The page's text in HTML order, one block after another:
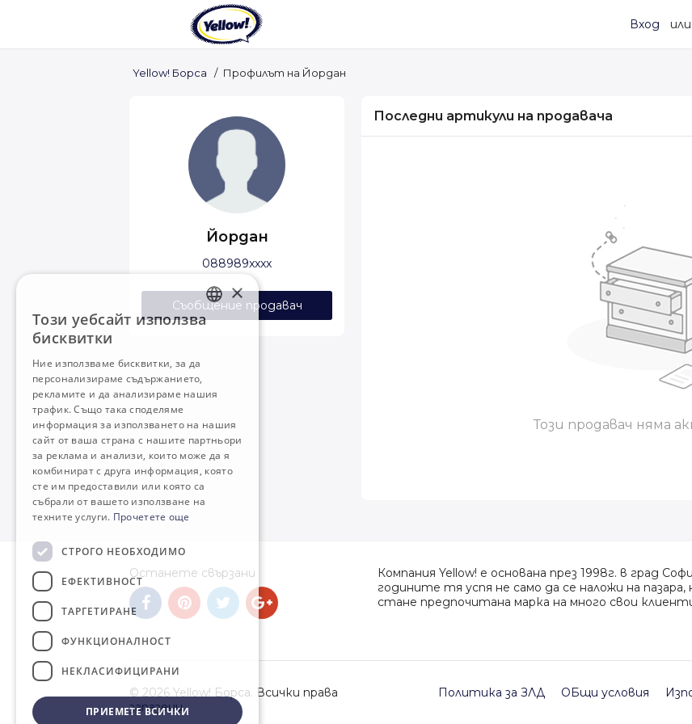
или
Вход
Yellow! Борса / Профилът на Йордан
Йордан
088989xxxx
Съобщение продавач
Последни артикули на продавача
Този продавач няма
Останете свързани
Компания Yellow! е основана през 1998г. в град
годините тя успя не само да се наложи на пазара,
стане предпочитана марка на много свои
© 2026 Yellow! Борса. Всички права
запазени.
Политика за ЗЛД ОБщи условия
BULGARIAN
×
Този уебсайт използва
бисквитки
Ние използваме бисквитки, за да
персонализираме съдържанието,
рекламите и да анализираме нашия
трафик. Също така споделяме
информация за използването на нашия
сайт от ваша страна с нашите партньори
за реклама и анализи, които може да я
комбинират с друга информация, която
сте им предоставили или която са
събрали от вашето използване на
техните услуги. Прочетете още
СТРОГО НЕОБХОДИМО
ЕФЕКТИВНОСТ
ТАРГЕТИРАНЕ
ФУНКЦИОНАЛНОСТ
НЕКЛАСИФИЦИРАНИ
ПРИЕМЕТЕ ВСИЧКИ